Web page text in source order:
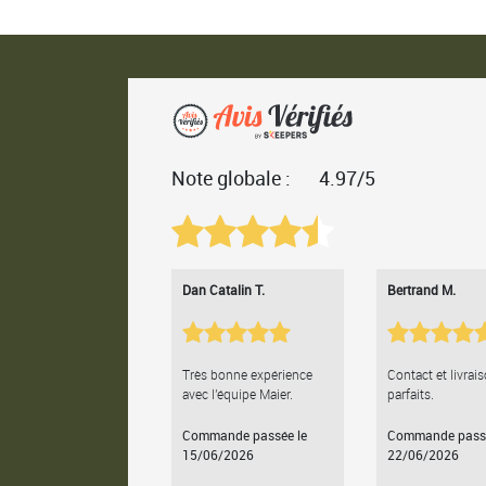
Note globale : 4.97/5
Dan Catalin T.
Très bonne expérience
avec l'équipe Maier.
Commande passée le
15/06/2026
Bertrand M.
Contact et
parfaits.
Commande
22/06/2026